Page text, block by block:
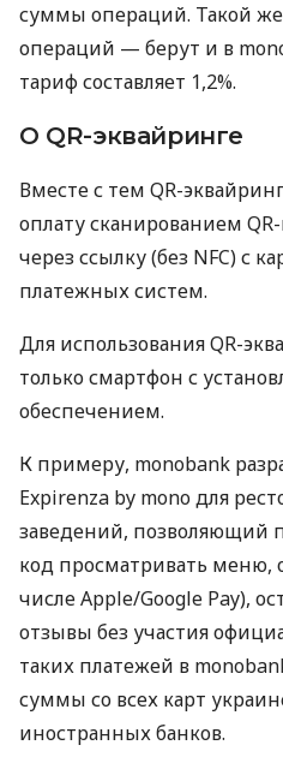
суммы операций. Такой
операций — берут и в
тариф составляет 1,2%.
О QR-эквайринге
Вместе с тем QR-
оплату сканированием
через ссылку (без NFC) с
платежных систем.
Для использования QR-
только смартфон с
обеспечением.
К примеру, monobank
Expirenza by mono для
заведений, позволяющий
код просматривать меню,
числе Apple/Google Pay),
отзывы без участия
таких платежей в
суммы со всех карт
иностранных банков.